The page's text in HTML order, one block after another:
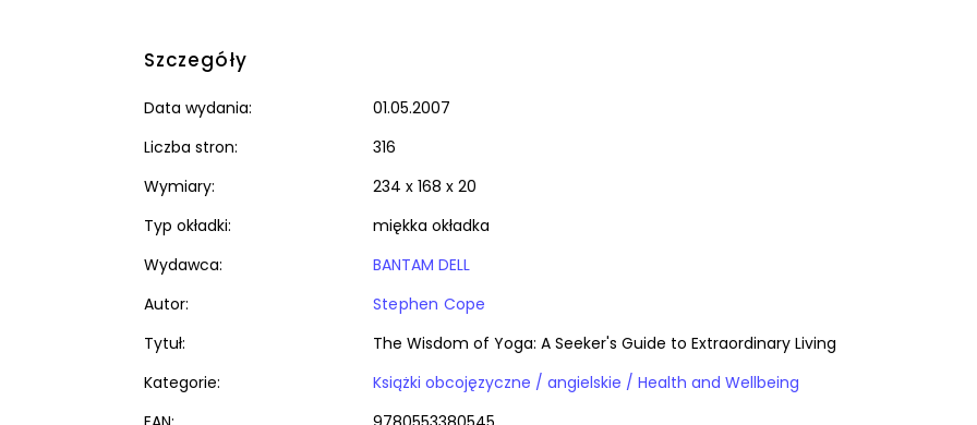
Szczegóły
Data wydania:
01.05.2007
Liczba stron:
316
Wymiary:
234 x 168 x 20
Typ okładki:
miękka okładka
Wydawca:
BANTAM DELL
Autor:
Stephen Cope
Tytuł:
The Wisdom of Yoga: A Seeker's Guide to Extraordinary Living
Kategorie:
Książki obcojęzyczne / angielskie / Health and Wellbeing